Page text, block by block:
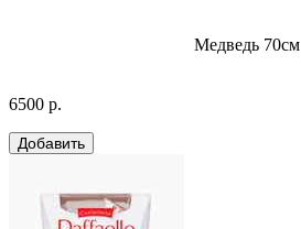
Медведь 70см
6500 р.